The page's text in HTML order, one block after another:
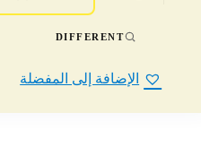
DIFFERENT
الإضافة إلى المفضلة